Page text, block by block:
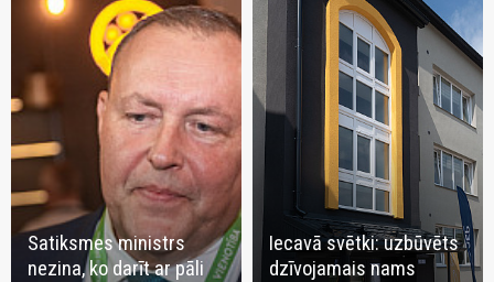
Satiksmes ministrs
nezina, ko darīt ar pāli
Iecavā svētki: uzbūvēts
dzīvojamais nams